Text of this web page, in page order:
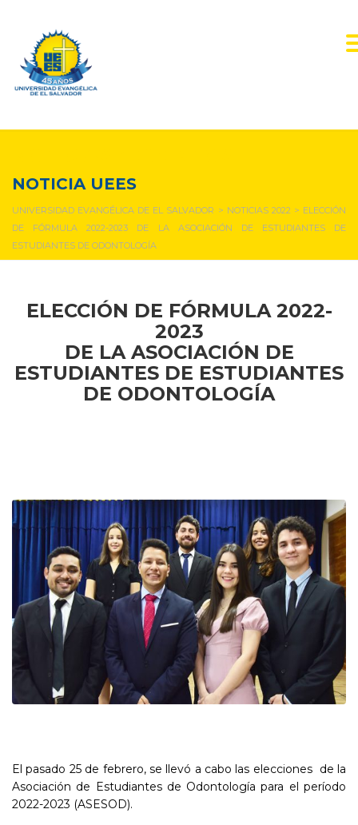
NOTICIA UEES
UNIVERSIDAD EVANGÉLICA DE EL SALVADOR > NOTICIAS 2022> ELECCIÓN
DE FÓRMULA 2022-2023 DE LA ASOCIACIÓN DE ESTUDIANTES DE
ESTUDIANTES DE ODONTOLOGÍA
ELECCIÓN DE FÓRMULA 2022-
2023
DE LA ASOCIACIÓN DE
ESTUDIANTES DE ESTUDIANTES
DE ODONTOLOGÍA
El pasado 25 de febrero, se llevó a cabo las elecciones de la
Asociación de Estudiantes de Odontología para el período
2022-2023 (ASESOD).